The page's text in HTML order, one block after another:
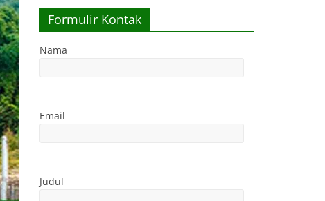
Formulir Kontak
Nama
Email
Judul